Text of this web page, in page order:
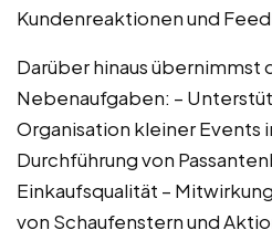
Kundenreaktionen und
Darüber hinaus übernimmst
Nebenaufgaben: –
Organisation kleiner Events
Durchführung von
Einkaufsqualität –
von Schaufenstern und